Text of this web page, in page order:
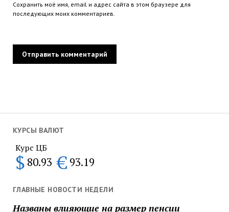
КУРСЫ ВАЛЮТ
Курс ЦБ
$ 80.93 € 93.19
ГЛАВНЫЕ НОВОСТИ НЕДЕЛИ
Названы влияющие на размер пенсии
Сохранить моё имя, email и адрес сайта в этом браузере для
последующих моих комментариев.